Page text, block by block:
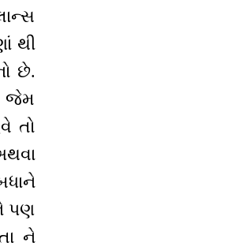
થી
છે.
જેમ
તો
પણ
ને